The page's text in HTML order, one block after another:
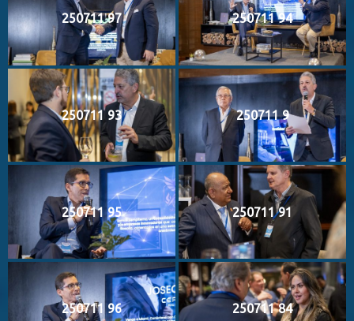
250711 97 250711 94
250711 93 250711 9
250711 95 250711 91
250711 96 250711 84